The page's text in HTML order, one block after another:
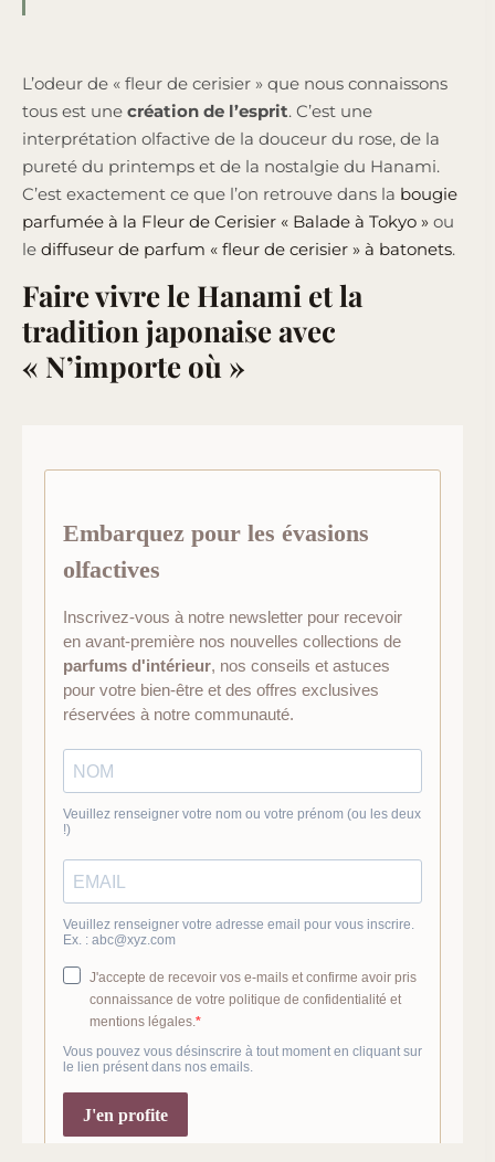
L’odeur de « fleur de cerisier » que nous connaissons
tous est une création de l’esprit. C’est une
interprétation olfactive de la douceur du rose, de la
pureté du printemps et de la nostalgie du Hanami.
C’est exactement ce que l’on retrouve dans la bougie
parfumée à la Fleur de Cerisier « Balade à Tokyo » ou
le diffuseur de parfum « fleur de cerisier » à batonets.
Faire vivre le Hanami et la
tradition japonaise avec
« N’importe où »